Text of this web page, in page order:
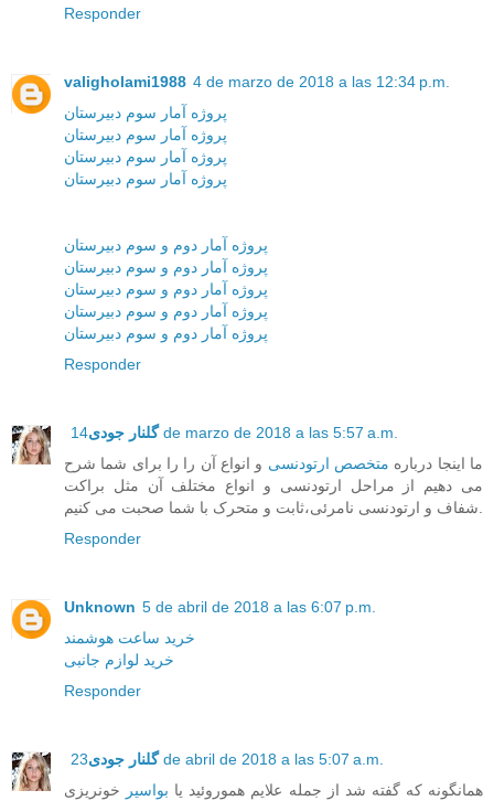
Responder
valigholami1988 4 de marzo de 2018 a las 12:34 p.m.
پروژه آمار سوم دبیرستان
پروژه آمار سوم دبیرستان
پروژه آمار سوم دبیرستان
پروژه آمار سوم دبیرستان
پروژه آمار دوم و سوم دبیرستان
پروژه آمار دوم و سوم دبیرستان
پروژه آمار دوم و سوم دبیرستان
پروژه آمار دوم و سوم دبیرستان
پروژه آمار دوم و سوم دبیرستان
Responder
گلنار جودی14 de marzo de 2018 a las 5:57 a.m.
ما اینجا درباره متخصص ارتودنسی و انواع آن را را برای شما شرح
می دهیم از مراحل ارتودنسی و انواع مختلف آن مثل براکت
Responder
Unknown 5 de abril de 2018 a las 6:07 p.m.
خرید ساعت هوشمند
خرید لوازم جانبی
Responder
گلنار جودی23 de abril de 2018 a las 5:07 a.m.
همانگونه که گفته شد از جمله علایم هموروئید یا بواسیر
خونریزی